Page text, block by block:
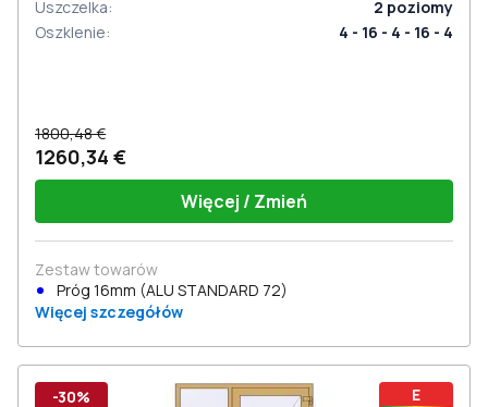
Uszczelka: 2 poziomy
Oszklenie: 4 - 16 - 4 - 16 - 4
1800,48 €
1260,34 €
Więcej / Zmień
Zestaw towarów
Próg 16mm (ALU STANDARD 72)
Więcej szczegółów
E
-30%